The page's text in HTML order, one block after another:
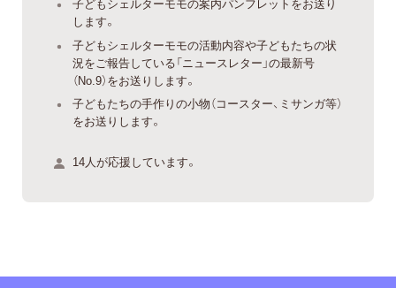
します。
子どもシェルターモモの活動内容や子どもたちの状
況をご報告している「ニュースレター」の最新号
（No.9）をお送りします。
子どもたちの手作りの小物（コースター、ミサンガ等）
をお送りします。
14人が応援しています。